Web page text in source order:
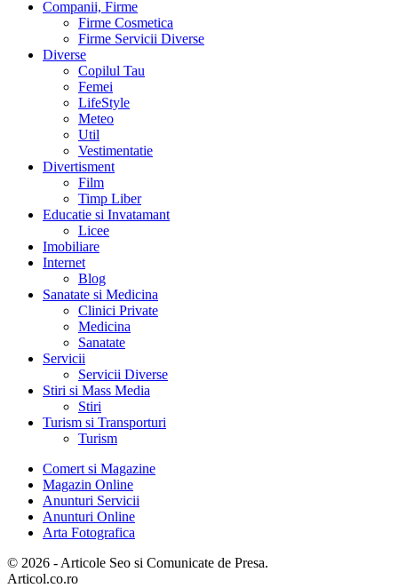
Companii, Firme
Firme Cosmetica
Firme Servicii Diverse
Diverse
Copilul Tau
Femei
LifeStyle
Meteo
Util
Vestimentatie
Divertisment
Film
Timp Liber
Educatie si Invatamant
Licee
Imobiliare
Internet
Blog
Sanatate si Medicina
Clinici Private
Medicina
Sanatate
Servicii
Servicii Diverse
Stiri si Mass Media
Stiri
Turism si Transporturi
Turism
Comert si Magazine
Magazin Online
Anunturi Servicii
Anunturi Online
Arta Fotografica
© 2026 - Articole Seo si Comunicate de Presa.
Articol.co.ro